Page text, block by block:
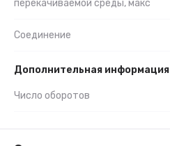
перекачиваемой среды, макс
Соединение
Дополнительная информация
Число оборотов